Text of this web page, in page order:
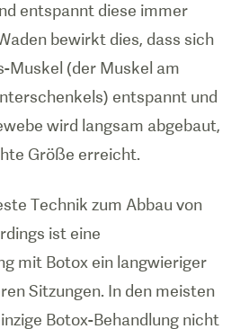
entspannt diese immer
bewirkt dies, dass sich
Muskel (der Muskel am
entspannt und
wird langsam abgebaut,
Größe erreicht.
Technik zum Abbau von
ist eine
mit Botox ein langwieriger
Sitzungen. In den meisten
Botox-Behandlung nicht